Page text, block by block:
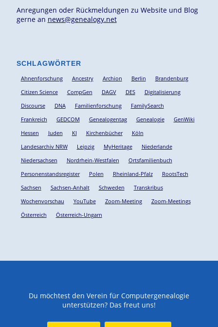
Anregungen oder Rückmeldungen zu Website und Blog
gerne an news@genealogy.net
SCHLAGWÖRTER
Ahnenforschung Ancestry Archion Berlin
Brandenburg
Citizen Science
CompGen DAGV DES
Digitalisierung
Discourse
DNA Familienforschung
FamilySearch
Frankreich
GEDCOM Genealogentag Genealogie
GenWiki
Hessen
Juden KI Kirchenbücher
Köln
Landesarchiv NRW
Leipzig MyHeritage
Niederlande
Niedersachsen
Nordrhein-Westfalen
Ortsfamilienbuch
Personenstandsregister
Polen Rheinland-Pfalz
RootsTech
Sachsen
Sachsen-Anhalt Schweden
Transkribus
Wochenvorschau
YouTube Zoom-Meeting
Zoom-Meetings
Österreich
Österreich-Ungarn
Du möchtest den Verein für Computergenealogie
unterstützen? Das freut uns!